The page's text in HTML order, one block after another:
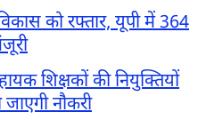
को रफ्तार, यूपी में 364
शिक्षकों की नियुक्तियों
नौकरी